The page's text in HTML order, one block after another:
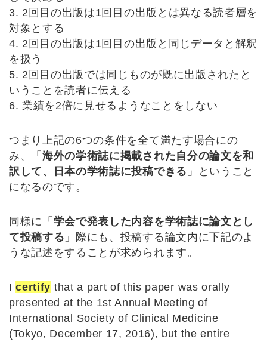
3. 2回目の出版は1回目の出版とは異なる読者層を
対象とする
4. 2回目の出版は1回目の出版と同じデータと解釈
を扱う
5. 2回目の出版では同じものが既に出版されたと
いうことを読者に伝える
6. 業績を2倍に見せるようなことをしない
つまり上記の6つの条件を全て満たす場合にの
み、「海外の学術誌に掲載された自分の論文を和
訳して、日本の学術誌に投稿できる 」ということ
になるのです。
同様に「 学会で発表した内容を学術誌に論文とし
て投稿する 」際にも、投稿する論文内に下記のよ
うな記述をすることが求められます。
Icertify that a part of this paper was orally
presented at the 1st Annual Meeting of
International Society of Clinical Medicine
(Tokyo, December 17, 2016), but the entire